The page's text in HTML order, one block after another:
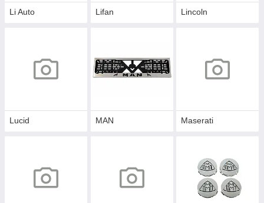
Li Auto Lifan Lincoln
Lucid MAN Maserati